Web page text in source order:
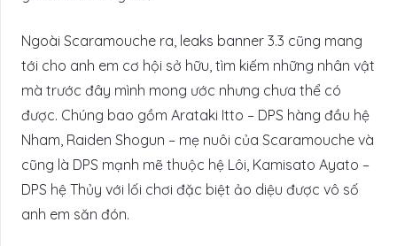
Ngoài Scaramouche ra, leaks banner 3.3 cũng mang
tới cho anh em cơ hội sở hữu, tìm kiếm những nhân vật
mà trước đây mình mong ước nhưng chưa thể có
được. Chúng bao gồm Arataki Itto – DPS hàng đầu hệ
Nham, Raiden Shogun – mẹ nuôi của Scaramouche và
cũng là DPS mạnh mẽ thuộc hệ Lôi, Kamisato Ayato –
DPS hệ Thủy với lối chơi đặc biệt ảo diệu được vô số
anh em săn đón.